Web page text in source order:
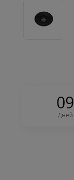
09
Дней